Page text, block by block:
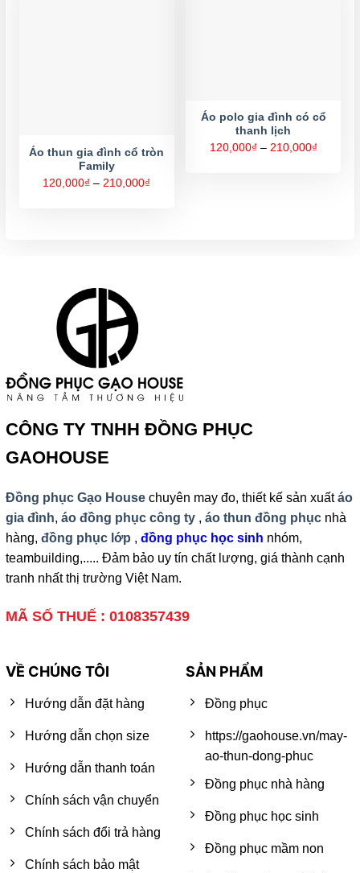
Áo thun gia đình cổ tròn
Family
120,000₫ – 210,000₫
Áo polo gia đình có cổ
thanh lịch
120,000₫ – 210,000₫Khoảng
CÔNG TY TNHH ĐỒNG PHỤC
GAOHOUSE
Đồng phục Gạo Housechuyên may đo, thiết kế sản xuấtáo
gia đình, áo đồng phục công ty, áo thun đồng phụcnhà
hàng, đồng phục lớp , đồng phục học sinh nhóm,
teambuilding,..... Đảm bảo uy tín chất lượng, giá thành cạnh
tranh nhất thị trường Việt Nam.
MÃ SỐ THUẾ : 0108357439
VỀ CHÚNG TÔI
Hướng dẫn đặt hàng
Hướng dẫn chọn size
Hướng dẫn thanh toán
Chính sách vận chuyển
Chính sách đổi trả hàng
Chính sách bảo mật
SẢN PHẨM
Đồng phục
https://gaohouse.vn/may-
ao-thun-dong-phuc
Đồng phục nhà hàng
Đồng phục học sinh
Đồng phục mầm non